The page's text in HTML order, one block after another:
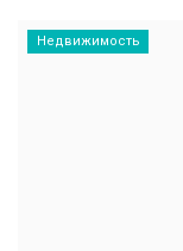
Недвижимость